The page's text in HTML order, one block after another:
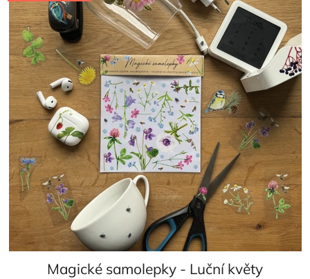
Magické samolepky - Luční květy